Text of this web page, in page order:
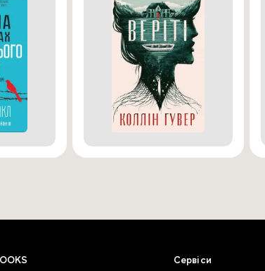
Сервіси